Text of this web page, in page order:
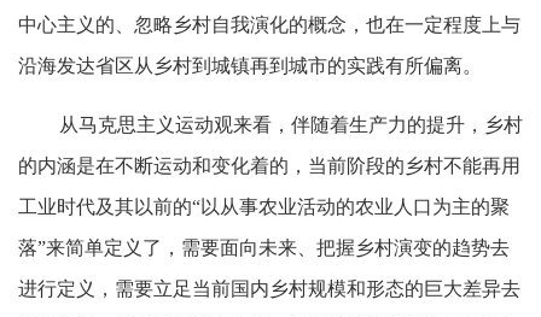
中心主义的、忽略乡村自我演化的概念，也在一定程度上与
沿海发达省区从乡村到城镇再到城市的实践有所偏离。
从马克思主义运动观来看，伴随着生产力的提升，乡村
的内涵是在不断运动和变化着的，当前阶段的乡村不能再用
工业时代及其以前的“以从事农业活动的农业人口为主的聚
落”来简单定义了，需要面向未来、把握乡村演变的趋势去
进行定义，需要立足当前国内乡村规模和形态的巨大差异去